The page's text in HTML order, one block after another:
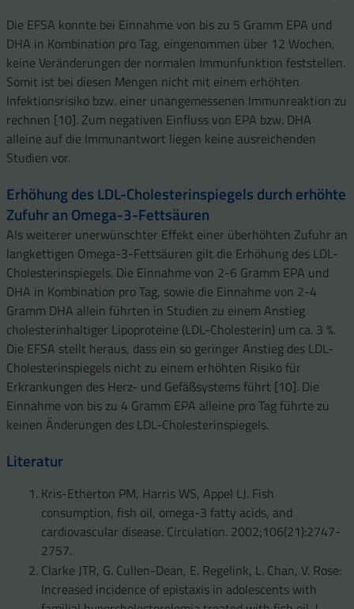
Die EFSA konnte bei Einnahme von bis zu 5 Gramm EPA und
DHA in Kombination pro Tag, eingenommen über 12 Wochen,
keine Veränderungen der normalen Immunfunktion feststellen.
Somit ist bei diesen Mengen nicht mit einem erhöhten
Infektionsrisiko bzw. einer unangemessenen Immunreaktion zu
rechnen [10]. Zum negativen Einfluss von EPA bzw. DHA
alleine auf die Immunantwort liegen keine ausreichenden
Studien vor.
Erhöhung des LDL-Cholesterinspiegels durch erhöhte
Zufuhr an Omega-3-Fettsäuren
Als weiterer unerwünschter Effekt einer überhöhten Zufuhr an
langkettigen Omega-3-Fettsäuren gilt die Erhöhung des LDL-
Cholesterinspiegels. Die Einnahme von 2-6 Gramm EPA und
DHA in Kombination pro Tag, sowie die Einnahme von 2-4
Gramm DHA allein führten in Studien zu einem Anstieg
cholesterinhaltiger Lipoproteine (LDL-Cholesterin) um ca. 3 %.
Die EFSA stellt heraus, dass ein so geringer Anstieg des LDL-
Cholesterinspiegels nicht zu einem erhöhten Risiko für
Erkrankungen des Herz- und Gefäßsystems führt [10]. Die
Einnahme von bis zu 4 Gramm EPA alleine pro Tag führte zu
keinen Änderungen des LDL-Cholesterinspiegels.
Literatur
Kris-Etherton PM, Harris WS, Appel LJ. Fish
consumption, fish oil, omega-3 fatty acids, and
cardiovascular disease. Circulation. 2002;106(21):2747-
2757.
Clarke JTR, G. Cullen-Dean, E. Regelink, L. Chan, V. Rose:
Increased incidence of epistaxis in adolescents with